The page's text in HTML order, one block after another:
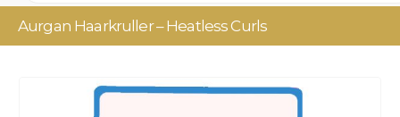
Aurgan Haarkruller – Heatless Curls